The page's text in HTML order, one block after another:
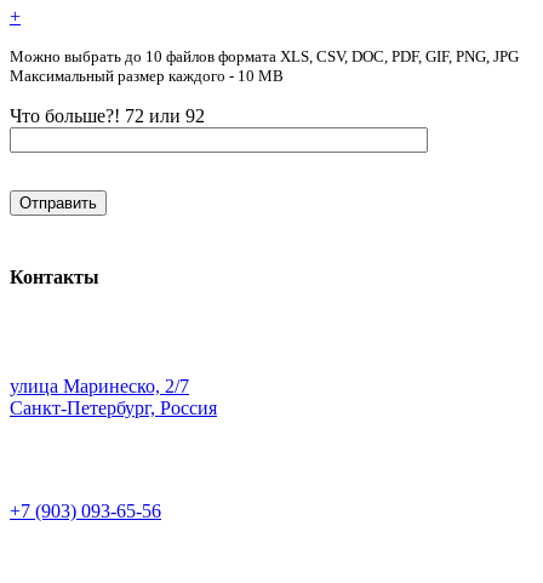
+
Можно выбрать до 10 файлов формата XLS, CSV, DOC, PDF, GIF, PNG, JPG
Максимальный размер каждого - 10 MB
Что больше?! 72 или 92
Контакты
улица Маринеско, 2/7
Санкт-Петербург, Россия
+7 (903) 093-65-56